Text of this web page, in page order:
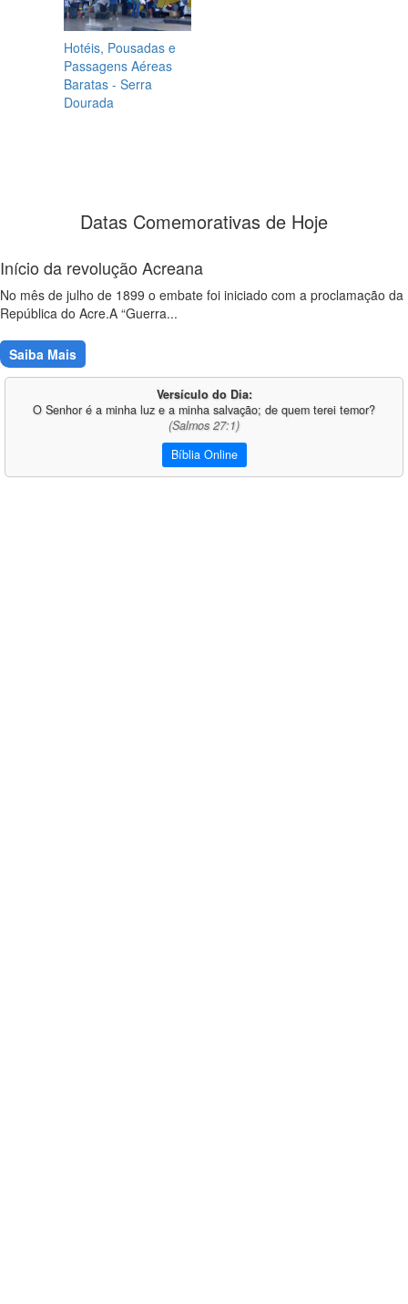
Hotéis, Pousadas e
Passagens Aéreas
Baratas - Serra
Dourada
Datas Comemorativas de Hoje
Início da revolução Acreana
No mês de julho de 1899 o embate foi iniciado com a proclamação da
República do Acre.A “Guerra...
Saiba Mais
Versículo do Dia:
O Senhor é a minha luz e a minha salvação; de quem terei temor?
(Salmos 27:1)
Bíblia Online